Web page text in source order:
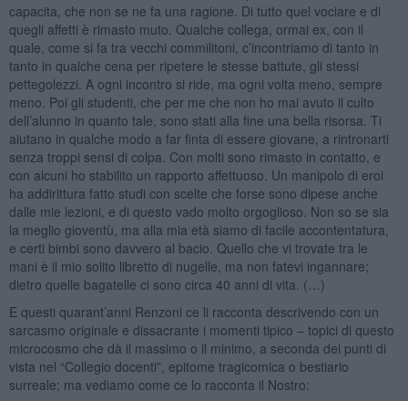
capacita, che non se ne fa una ragione. Di tutto quel vociare e di
quegli affetti è rimasto muto. Qualche collega, ormai ex, con il
quale, come si fa tra vecchi commilitoni, c’incontriamo di tanto in
tanto in qualche cena per ripetere le stesse battute, gli stessi
pettegolezzi. A ogni incontro si ride, ma ogni volta meno, sempre
meno. Poi gli studenti, che per me che non ho mai avuto il culto
dell’alunno in quanto tale, sono stati alla fine una bella risorsa. Ti
aiutano in qualche modo a far finta di essere giovane, a rintronarti
senza troppi sensi di colpa. Con molti sono rimasto in contatto, e
con alcuni ho stabilito un rapporto affettuoso. Un manipolo di eroi
ha addirittura fatto studi con scelte che forse sono dipese anche
dalle mie lezioni, e di questo vado molto orgoglioso. Non so se sia
la meglio gioventù, ma alla mia età siamo di facile accontentatura,
e certi bimbi sono davvero al bacio. Quello che vi trovate tra le
mani è il mio solito libretto di nugelle, ma non fatevi ingannare;
dietro quelle bagatelle ci sono circa 40 anni di vita. (…)
E questi quarant’anni Renzoni ce li racconta descrivendo con un
sarcasmo originale e dissacrante i momenti tipico – topici di questo
microcosmo che dà il massimo o il minimo, a seconda dei punti di
vista nel “Collegio docenti”, epitome tragicomica o bestiario
surreale; ma vediamo come ce lo racconta il Nostro: